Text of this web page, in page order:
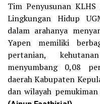
Tim Penyusunan
Lingkungan Hidup
dalam arahanya
Yapen memiliki
pertanian,
menyumbang 0,08
daerah Kabupaten
dan wilayah